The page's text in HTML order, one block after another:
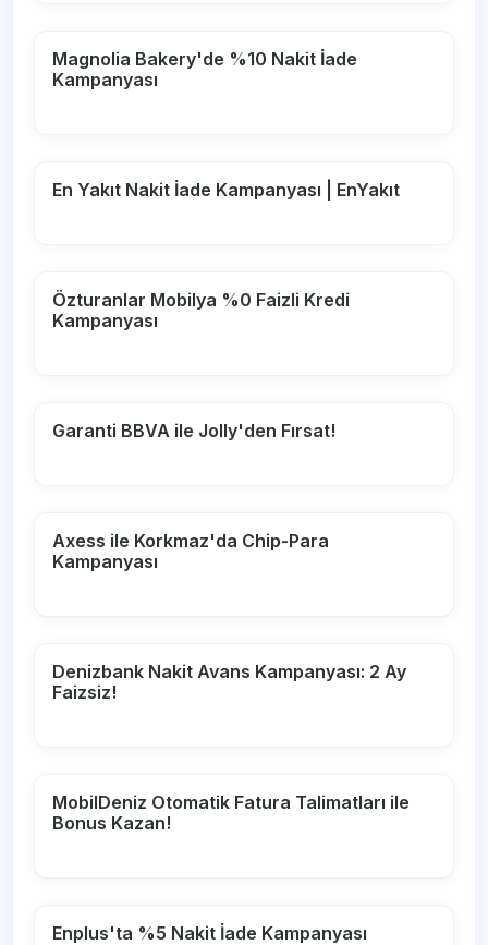
Magnolia Bakery'de %10 Nakit İade
Kampanyası
En Yakıt Nakit İade Kampanyası | EnYakıt
Özturanlar Mobilya %0 Faizli Kredi
Kampanyası
Garanti BBVA ile Jolly'den Fırsat!
Axess ile Korkmaz'da Chip-Para
Kampanyası
Denizbank Nakit Avans Kampanyası: 2 Ay
Faizsiz!
MobilDeniz Otomatik Fatura Talimatları ile
Bonus Kazan!
Enplus'ta %5 Nakit İade Kampanyası